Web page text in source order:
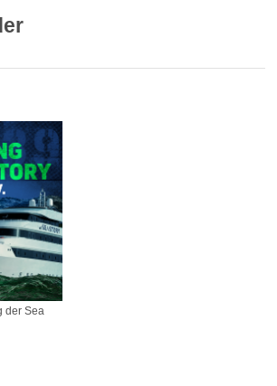
der Sea